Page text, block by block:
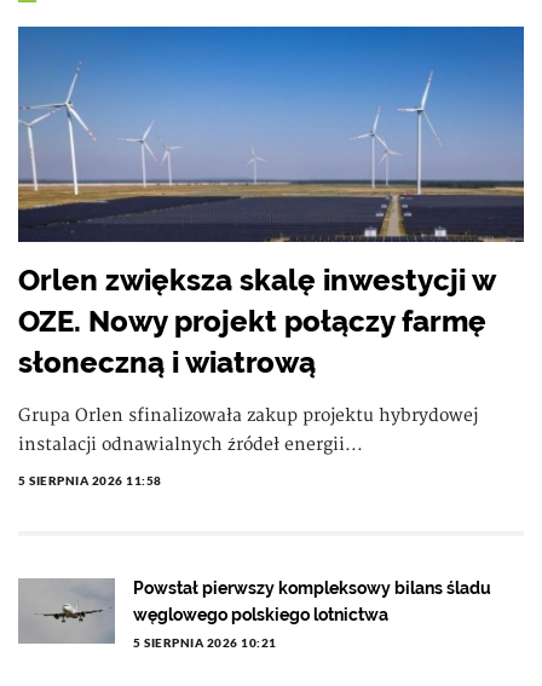
Orlen zwiększa skalę inwestycji w
OZE. Nowy projekt połączy farmę
słoneczną i wiatrową
Grupa Orlen sfinalizowała zakup projektu hybrydowej
instalacji odnawialnych źródeł energii...
5 SIERPNIA 2026 11:58
Powstał pierwszy kompleksowy bilans śladu
węglowego polskiego lotnictwa
5 SIERPNIA 2026 10:21